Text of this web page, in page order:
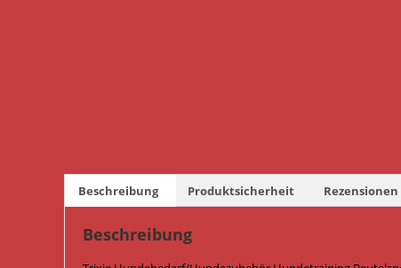
Beschreibung Produktsicherheit Rezensionen
Beschreibung